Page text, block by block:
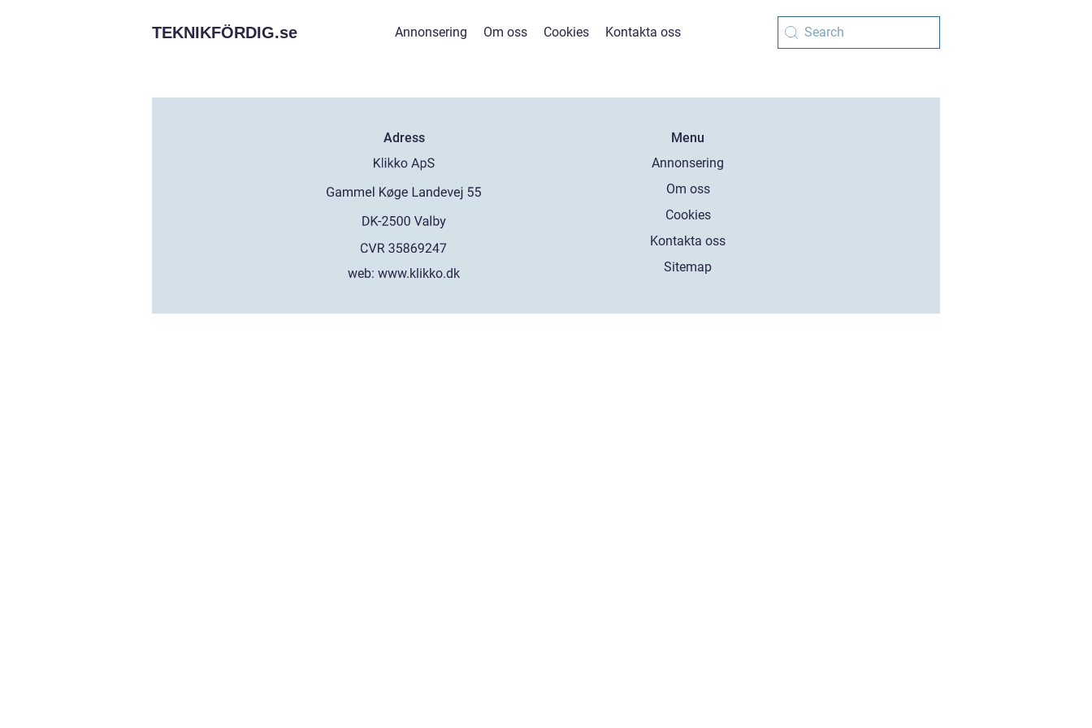
TEKNIKFÖRDIG.se Annonsering Om oss Cookies Kontakta oss
Adress
web:www.klikko.dk
Menu
Annonsering
Om oss
Cookies
Kontakta oss
Sitemap